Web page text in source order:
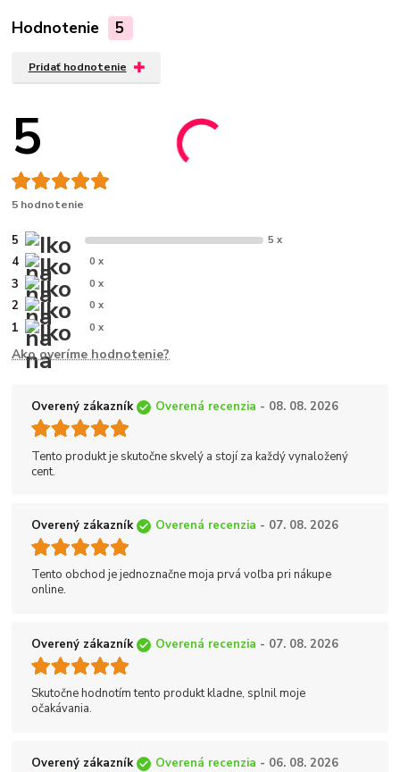
Hodnotenie 5
Pridať hodnotenie
5
5 hodnotenie
5 5 x
4 0 x
3 0 x
2 0 x
1 0 x
Ako overíme hodnotenie?
Overený zákazník Overená recenzia - 08. 08. 2026
Tento produkt je skutočne skvelý a stojí za každý vynaložený
cent.
Overený zákazník Overená recenzia - 07. 08. 2026
Tento obchod je jednoznačne moja prvá voľba pri nákupe
online.
Overený zákazník Overená recenzia - 07. 08. 2026
Skutočne hodnotím tento produkt kladne, splnil moje
očakávania.
Overený zákazník Overená recenzia - 06. 08. 2026